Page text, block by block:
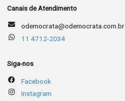
Canais de Atendimento
odemocrata@odemocrata.com.br
11 4712-2034
Siga-nos
Facebook
Instagram